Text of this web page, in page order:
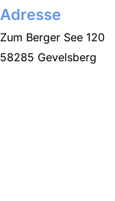
Adresse
Zum Berger See 120
58285 Gevelsberg